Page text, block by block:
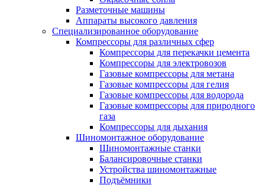
Разметочные машины
Аппараты высокого давления
Специализированное оборудование
Компрессоры для различных сфер
Компрессоры для перекачки цемента
Компрессоры для электровозов
Газовые компрессоры для метана
Газовые компрессоры для гелия
Газовые компрессоры для водорода
Газовые компрессоры для природного
газа
Компрессоры для дыхания
Шиномонтажное оборудование
Шиномонтажные станки
Балансировочные станки
Устройства шиномонтажные
Подъёмники